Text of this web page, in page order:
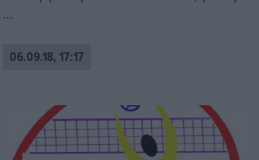
...
06.09.18, 17:17